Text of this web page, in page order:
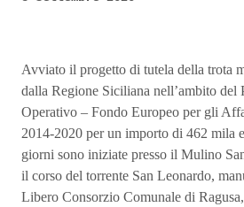
Avviato il progetto di tutela della trota
dalla Regione Siciliana nell’ambito
Operativo – Fondo Europeo per gli
2014-2020 per un importo di 462 mila
giorni sono iniziate presso il Mulino
il corso del torrente San Leonardo,
Libero Consorzio Comunale di